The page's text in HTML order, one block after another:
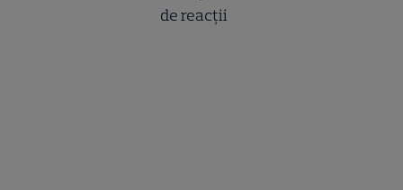
de reacții